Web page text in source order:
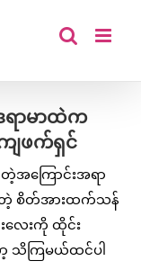
ာမာထဲက
ျဖက်ရှင်
င်တဲ့အကြောင်းအရာ
တဲ့ စိတ်အားထက်သန်
လေးကို ထိုင်း
ာ့ သိကြမယ်ထင်ပါ